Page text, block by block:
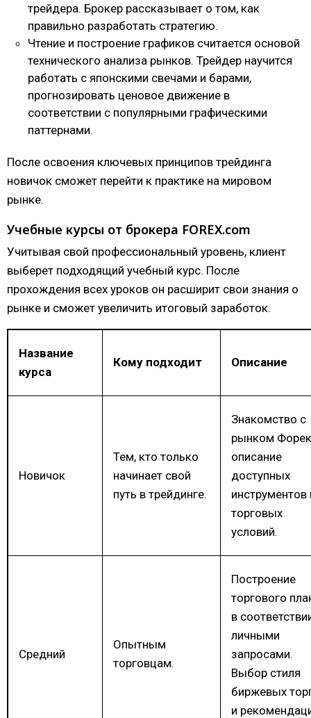
трейдера. Брокер рассказывает о том, как
правильно разработать стратегию.
Чтение и построение графиков считается основой
технического анализа рынков. Трейдер научится
работать с японскими свечами и барами,
прогнозировать ценовое движение в
соответствии с популярными графическими
паттернами.
После освоения ключевых принципов трейдинга
новичок сможет перейти к практике на мировом
рынке.
Учебные курсы от брокера FOREX.com
Учитывая свой профессиональный уровень, клиент
выберет подходящий учебный курс. После
прохождения всех уроков он расширит свои знания о
рынке и сможет увеличить итоговый заработок.
Название
курса
Кому подходит Описание
Новичок
Тем, кто только
начинает свой
путь в трейдинге.
Знакомство с
рынком
описание
доступных
инструментов
торговых
условий.
Средний
Опытным
торговцам.
Построение
торгового
в
личными
запросами.
Выбор стиля
биржевых
и